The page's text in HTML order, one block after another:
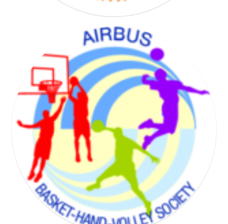
BADMINTON SOCIETY